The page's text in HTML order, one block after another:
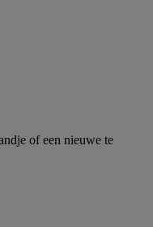
of een nieuwe te